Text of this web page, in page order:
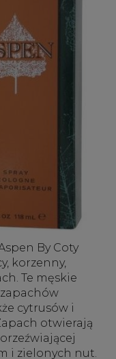
By Coty
korzenny,
Te męskie
cytrusów i
otwierają
i zielonych nut.